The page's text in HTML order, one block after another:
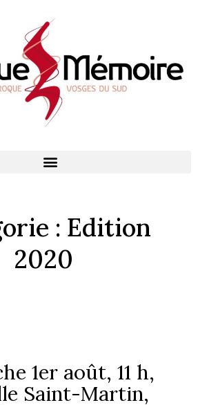
: Edition
2020
1er août, 11 h,
Saint-Martin,